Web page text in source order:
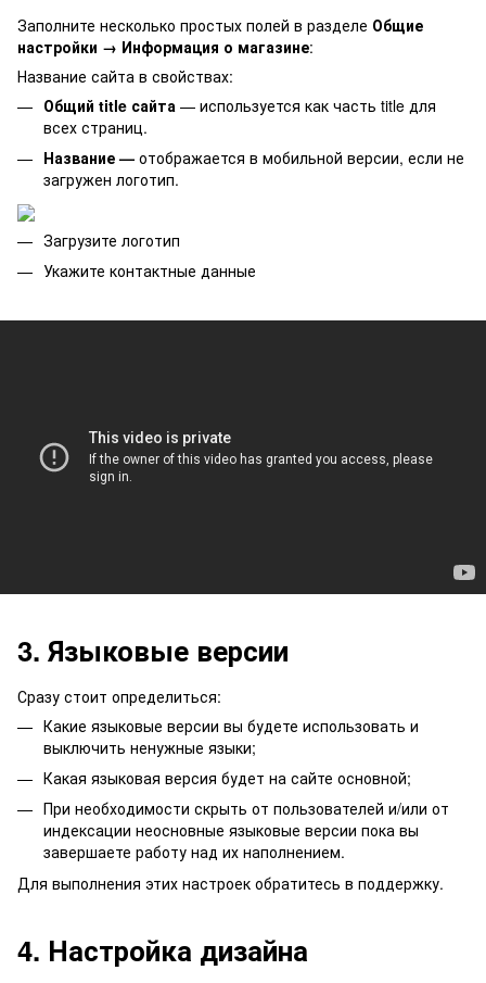
Заполните несколько простых полей в разделе Общие
настройки → Информация о магазине:
Название сайта в свойствах:
Общий title сайта — используется как часть title для
всех страниц.
Название — отображается в мобильной версии, если не
загружен логотип.
Загрузите логотип
Укажите контактные данные
3. Языковые версии
Сразу стоит определиться:
Какие языковые версии вы будете использовать и
выключить ненужные языки;
Какая языковая версия будет на сайте основной;
При необходимости скрыть от пользователей и/или от
индексации неосновные языковые версии пока вы
завершаете работу над их наполнением.
Для выполнения этих настроек обратитесь в поддержку.
4. Настройка дизайна